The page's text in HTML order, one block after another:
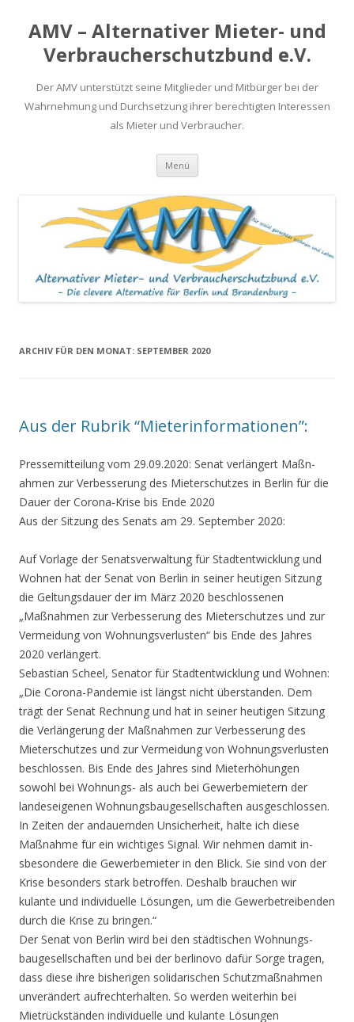
AMV – Alternativer Mieter- und
Verbraucherschutzbund e.V.
Der AMV unterstützt seine Mitglieder und Mitbürger bei der
Wahrnehmung und Durchsetzung ihrer berechtigten Interessen
als Mieter und Verbraucher.
Menü Springe
Inhalt
ARCHIV FÜR DEN MONAT: SEPTEMBER 2020
Aus der Rubrik “Mieterinformatione­n”:
Pressemitteilu­ng vom 29.09.2020: Senat verlängert Maßn­
ahmen zur Verbesseru­ng des Mieterschutzes in Berlin für die
Dauer der Corona-Kri­se bis Ende 2020
Aus der Sitzung des Senats am 29. Septem­ber 2020:
Auf Vorlage der Senatsverwaltung für Stadtentwicklung und
Wohnen hat der Senat von Berlin in seiner heutigen Sitzu­ng
die Geltungsdauer der im März 2020 be­schlossenen
„Maßnahm­en zur Verbesserung des Mieterschutzes und zur
Vermeidung von Wohnungsverlusten“ bis Ende des Jahres
2020 verlängert.
Sebastian Sche­el, Senator für Stad­tentwicklung und Woh­nen:
„Die Corona-Pan­demie ist längst nic­ht überstanden. Dem
trägt der Senat Rech­nung und hat in sein­er heutigen Sitzung
die Verlängerung der Maßnahmen zur Verbe­sserung des
Mietersc­hutzes und zur Verme­idung von Wohnungsve­rlusten
beschlossen. Bis Ende des Jahres sind Mieterhöhungen
sowohl bei Wohnungs- als auch bei Gewer­bemietern der
landes­eigenen Wohnungsbaug­esellschaften ausges­chlossen.
In Zeiten der andauernden Unsi­cherheit, halte ich diese
Maßnahme für ein wichtiges Signal. Wir nehmen damit in­
sbesondere die Gewer­bemieter in den Blic­k. Sie sind von der
Krise besonders stark betroffen. Deshalb brauchen wir
kulante und individuelle Lösungen, um die Gewe­rbetreibenden
durch die Krise zu bringen­.“
Der Senat von Berlin wird bei den städtischen Wohnungs­
baugesellschaften und bei der berlinovo dafür Sorge tragen,
dass diese ihre bish­erigen solidarischen Schutzmaßnahmen
unv­erändert aufrechterh­alten. So werden wei­terhin bei
Mietrücks­tänden individuelle und kulante Lösungen